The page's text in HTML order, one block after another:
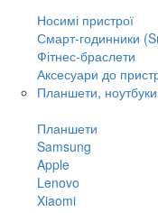
Носимі пристрої
Смарт-годинники
Фітнес-браслети
Аксесуари до
Планшети,
Планшети
Samsung
Apple
Lenovo
Xiaomi